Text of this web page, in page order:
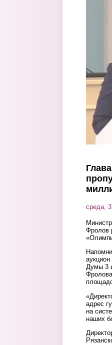
среда,
Фролов
Думы 3
адрес
на
наших